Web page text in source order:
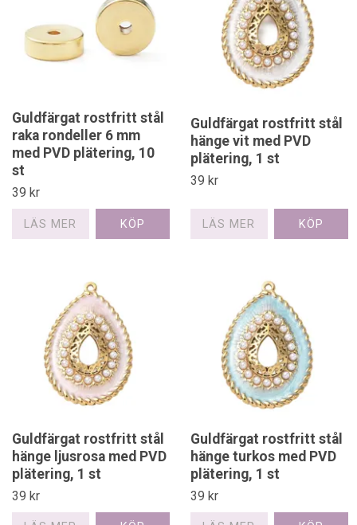
Guldfärgat rostfritt stål
raka rondeller 6 mm
med PVD plätering, 10
st
39 kr
LÄS MER
Guldfärgat rostfritt stål
hänge vit med PVD
plätering, 1 st
39 kr
LÄS MER
Guldfärgat rostfritt stål
hänge ljusrosa med PVD
plätering, 1 st
39 kr
Guldfärgat rostfritt stål
hänge turkos med PVD
plätering, 1 st
39 kr